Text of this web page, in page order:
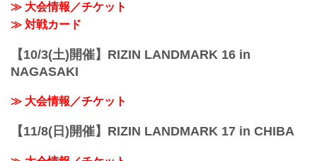
≫ 大会情報／チケット
≫ 対戦カード
【10/3(土)開催】RIZIN LANDMARK 16 in
NAGASAKI
≫ 大会情報／チケット
【11/8(日)開催】RIZIN LANDMARK 17 in CHIBA